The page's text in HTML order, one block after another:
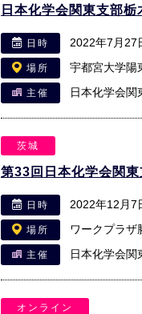
日本化学会関東支部
日時 2022年7月27
場所 宇都宮大学
主催 日本化学会関
茨城
第33回日本化学会関
日時 2022年12月7
場所 ワークプラザ
主催 日本化学会関
オンライン